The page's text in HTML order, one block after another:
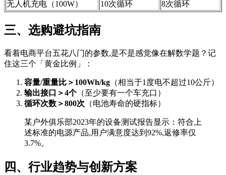
无人机充电（100W）
10次循环 8次循环
三、选购避坑指南
看着电商平台五花八门的参数,是不是感觉像在解数学题？记
住这三个「黄金比例」：
容量/重量比＞100Wh/kg （相当于1度电不超过10公斤）
输出接口＞4个 （至少要有一个车充口）
循环次数＞800次 （电池寿命的硬指标）
某户外俱乐部2023年的设备测试报告显示：符合上
述标准的电源产品,用户满意度达到92%,返修率仅
3.7%。
四、行业趋势与创新方案